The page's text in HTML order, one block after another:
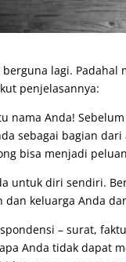
lagi.
penjelasannya:
nama Anda!
sebagai bagian
bisa menjadi
untuk diri sendiri.
dan keluarga Anda
– surat,
Anda tidak dapat